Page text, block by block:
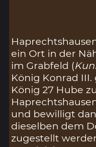
ein Ort in der
im Grabfeld (
König Konrad
König 27 Hube
und bewilligt
dieselben dem
zugestellt